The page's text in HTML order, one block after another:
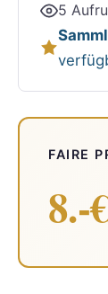
5
FAIRE
8.-